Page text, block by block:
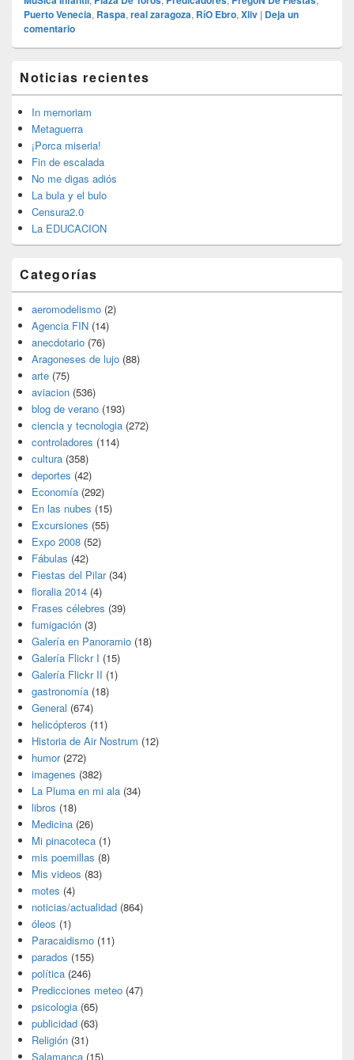
Puerto Venecia, Raspa, real zaragoza, RíO Ebro, Xliv | Deja un
comentario
área
de
widget
barra
lateral
primaria
Noticias recientes
In memoriam
Metaguerra
¡Porca miseria!
Fin de escalada
No me digas adiós
La bula y el bulo
Censura2.0
La EDUCACION
Categorías
aeromodelismo (2)
Agencia FIN (14)
anecdotario (76)
Aragoneses de lujo (88)
arte (75)
aviacion (536)
blog de verano (193)
ciencia y tecnologia (272)
controladores (114)
cultura (358)
deportes (42)
Economía (292)
En las nubes (15)
Excursiones (55)
Expo 2008 (52)
Fábulas (42)
Fiestas del Pilar(34)
floralia 2014 (4)
Frases célebres (39)
fumigación (3)
Galería en Panoramio (18)
Galería Flickr I (15)
Galería Flickr II (1)
gastronomía (18)
General (674)
helicópteros (11)
Historia de Air Nostrum (12)
humor(272)
imagenes (382)
La Pluma en mi ala (34)
libros (18)
Medicina (26)
Mi pinacoteca (1)
mis poemillas (8)
Mis videos (83)
motes (4)
noticias/actualidad (864)
óleos (1)
Paracaidismo (11)
parados (155)
política (246)
Predicciones meteo (47)
psicologia (65)
publicidad (63)
Religión (31)
Salamanca (15)